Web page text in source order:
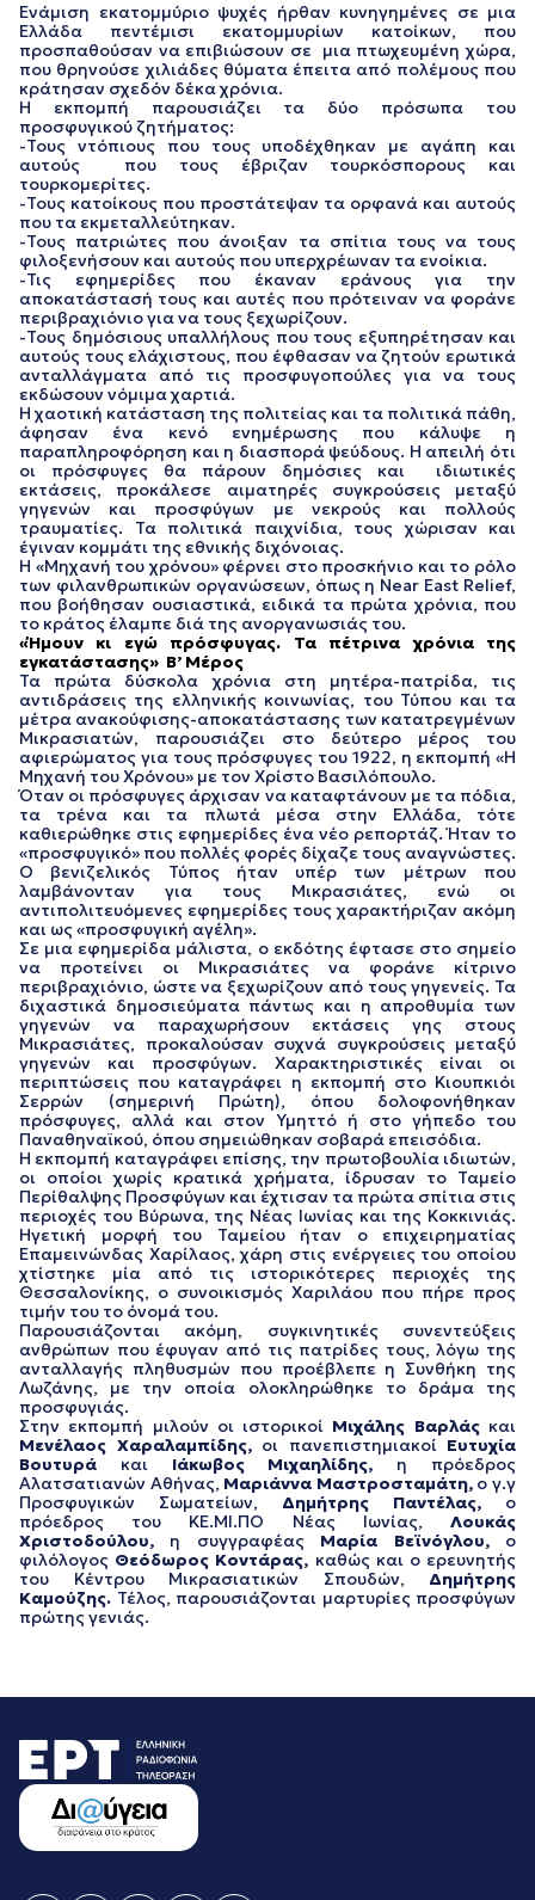
Ενάμιση εκατομμύριο ψυχές ήρθαν κυνηγημένες σε μια
Ελλάδα πεντέμισι εκατομμυρίων κατοίκων, που
προσπαθούσαν να επιβιώσουν σε μια πτωχευμένη χώρα,
που θρηνούσε χιλιάδες θύματα έπειτα από πολέμους που
κράτησαν σχεδόν δέκα χρόνια.
Η εκπομπή παρουσιάζει τα δύο πρόσωπα του
προσφυγικού ζητήματος:
-Τους ντόπιους που τους υποδέχθηκαν με αγάπη και
αυτούς που τους έβριζαν τουρκόσπορους και
τουρκομερίτες.
-Τους κατοίκους που προστάτεψαν τα ορφανά και αυτούς
που τα εκμεταλλεύτηκαν.
-Τους πατριώτες που άνοιξαν τα σπίτια τους να τους
φιλοξενήσουν και αυτούς που υπερχρέωναν τα ενοίκια.
-Τις εφημερίδες που έκαναν εράνους για την
αποκατάστασή τους και αυτές που πρότειναν να φοράνε
περιβραχιόνιο για να τους ξεχωρίζουν.
-Τους δημόσιους υπαλλήλους που τους εξυπηρέτησαν και
αυτούς τους ελάχιστους, που έφθασαν να ζητούν ερωτικά
ανταλλάγματα από τις προσφυγοπούλες για να τους
εκδώσουν νόμιμα χαρτιά.
Η χαοτική κατάσταση της πολιτείας και τα πολιτικά πάθη,
άφησαν ένα κενό ενημέρωσης που κάλυψε η
παραπληροφόρηση και η διασπορά ψεύδους. Η απειλή ότι
οι πρόσφυγες θα πάρουν δημόσιες και ιδιωτικές
εκτάσεις, προκάλεσε αιματηρές συγκρούσεις μεταξύ
γηγενών και προσφύγων με νεκρούς και πολλούς
τραυματίες. Τα πολιτικά παιχνίδια, τους χώρισαν και
έγιναν κομμάτι της εθνικής διχόνοιας.
Η «Μηχανή του χρόνου» φέρνει στο προσκήνιο και το ρόλο
των φιλανθρωπικών οργανώσεων, όπως η Near East Relief,
που βοήθησαν ουσιαστικά, ειδικά τα πρώτα χρόνια, που
το κράτος έλαμπε διά της ανοργανωσιάς του.
«Ήμουν κι εγώ πρόσφυγας. Τα πέτρινα χρόνια της
εγκατάστασης» Β’ Μέρος
Τα πρώτα δύσκολα χρόνια στη μητέρα-πατρίδα, τις
αντιδράσεις της ελληνικής κοινωνίας, του Τύπου και τα
μέτρα ανακούφισης-αποκατάστασης των κατατρεγμένων
Μικρασιατών, παρουσιάζει στο δεύτερο μέρος του
αφιερώματος για τους πρόσφυγες του 1922, η εκπομπή «Η
Μηχανή του Χρόνου» με τον Χρίστο Βασιλόπουλο.
Όταν οι πρόσφυγες άρχισαν να καταφτάνουν με τα πόδια,
τα τρένα και τα πλωτά μέσα στην Ελλάδα, τότε
καθιερώθηκε στις εφημερίδες ένα νέο ρεπορτάζ. Ήταν το
«προσφυγικό» που πολλές φορές δίχαζε τους αναγνώστες.
Ο βενιζελικός Τύπος ήταν υπέρ των μέτρων που
λαμβάνονταν για τους Μικρασιάτες, ενώ οι
αντιπολιτευόμενες εφημερίδες τους χαρακτήριζαν ακόμη
και ως «προσφυγική αγέλη».
Σε μια εφημερίδα μάλιστα, ο εκδότης έφτασε στο σημείο
να προτείνει οι Μικρασιάτες να φοράνε κίτρινο
περιβραχιόνιο, ώστε να ξεχωρίζουν από τους γηγενείς. Τα
διχαστικά δημοσιεύματα πάντως και η απροθυμία των
γηγενών να παραχωρήσουν εκτάσεις γης στους
Μικρασιάτες, προκαλούσαν συχνά συγκρούσεις μεταξύ
γηγενών και προσφύγων. Χαρακτηριστικές είναι οι
περιπτώσεις που καταγράφει η εκπομπή στο Κιουπκιόι
Σερρών (σημερινή Πρώτη), όπου δολοφονήθηκαν
πρόσφυγες, αλλά και στον Υμηττό ή στο γήπεδο του
Παναθηναϊκού, όπου σημειώθηκαν σοβαρά επεισόδια.
Η εκπομπή καταγράφει επίσης, την πρωτοβουλία ιδιωτών,
οι οποίοι χωρίς κρατικά χρήματα, ίδρυσαν το Ταμείο
Περίθαλψης Προσφύγων και έχτισαν τα πρώτα σπίτια στις
περιοχές του Βύρωνα, της Νέας Ιωνίας και της Κοκκινιάς.
Ηγετική μορφή του Ταμείου ήταν ο επιχειρηματίας
Επαμεινώνδας Χαρίλαος, χάρη στις ενέργειες του οποίου
χτίστηκε μία από τις ιστορικότερες περιοχές της
Θεσσαλονίκης, ο συνοικισμός Χαριλάου που πήρε προς
τιμήν του το όνομά του.
Παρουσιάζονται ακόμη, συγκινητικές συνεντεύξεις
ανθρώπων που έφυγαν από τις πατρίδες τους, λόγω της
ανταλλαγής πληθυσμών που προέβλεπε η Συνθήκη της
Λωζάνης, με την οποία ολοκληρώθηκε το δράμα της
προσφυγιάς.
Στην εκπομπή μιλούν οι ιστορικοί Μιχάλης Βαρλάςκαι
Μενέλαος Χαραλαμπίδης,οι πανεπιστημιακοί Ευτυχία
Βουτυρά καιΙάκωβος Μιχαηλίδης, η πρόεδρος
Αλατσατιανών Αθήνας, Μαριάννα Μαστροσταμάτη,ο γ.γ
Προσφυγικών Σωματείων, Δημήτρης Παντέλας, ο
πρόεδρος του ΚΕ.ΜΙ.ΠΟ Νέας Ιωνίας, Λουκάς
Χριστοδούλου, η συγγραφέας Μαρία Βεϊνόγλου,ο
φιλόλογος Θεόδωρος Κοντάρας, καθώς και ο ερευνητής
του Κέντρου Μικρασιατικών Σπουδών, Δημήτρης
Καμούζης. Τέλος, παρουσιάζονται μαρτυρίες προσφύγων
πρώτης γενιάς.